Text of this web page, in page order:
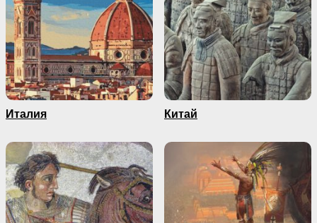
Италия Китай